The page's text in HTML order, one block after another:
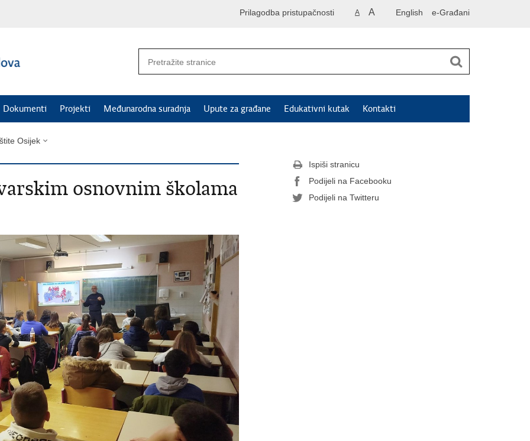
English e-Građani
A A
Prilagodba pristupačnosti
Dokumenti Projekti Međunarodna suradnja Upute za građane Edukativni kutak Kontakti
Osijek
osnovnim školama
Ispiši stranicu
Podijeli na Facebooku
Podijeli na Twitteru